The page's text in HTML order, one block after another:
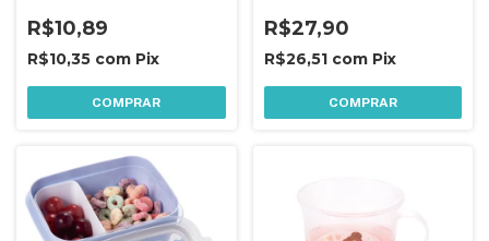
R$10,89
R$10,35 com Pix
COMPRAR
R$27,90
R$26,51 com Pix
COMPRAR